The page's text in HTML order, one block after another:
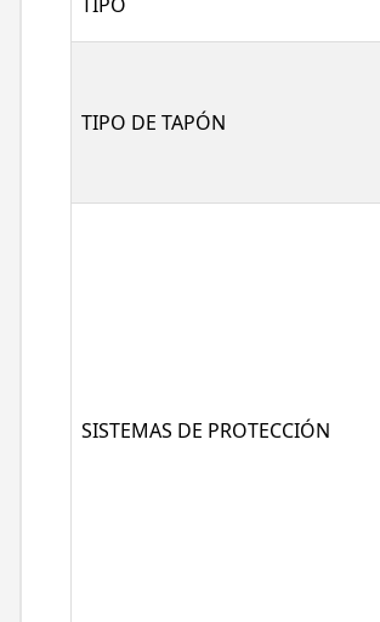
TIPO DE TAPÓN
SISTEMAS DE PROTECCIÓN